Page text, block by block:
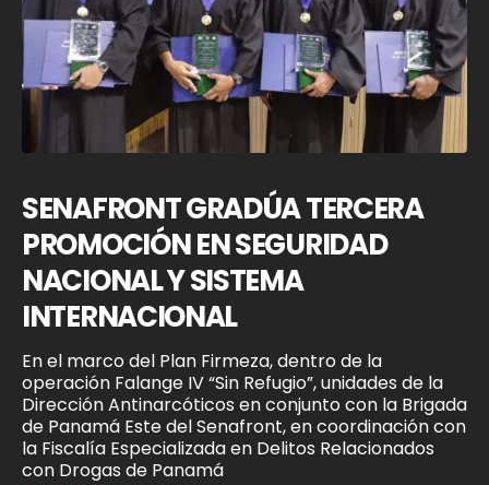
SENAFRONT GRADÚA TERCERA
PROMOCIÓN EN SEGURIDAD
NACIONAL Y SISTEMA
INTERNACIONAL
En el marco del Plan Firmeza, dentro de la
operación Falange IV “Sin Refugio”, unidades de la
Dirección Antinarcóticos en conjunto con la Brigada
de Panamá Este del Senafront, en coordinación con
la Fiscalía Especializada en Delitos Relacionados
con Drogas de Panamá